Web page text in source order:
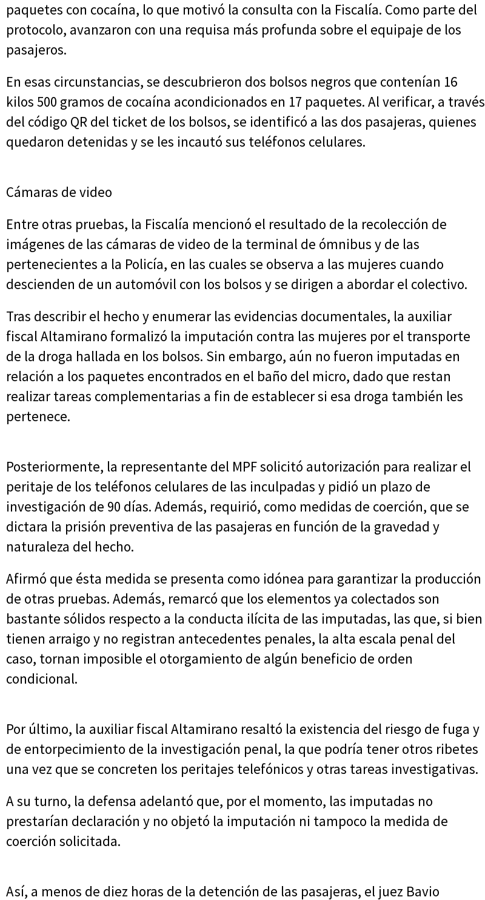
paquetes con cocaína, lo que motivó la consulta con la Fiscalía. Como parte del
protocolo, avanzaron con una requisa más profunda sobre el equipaje de los
pasajeros.
En esas circunstancias, se descubrieron dos bolsos negros que contenían 16
kilos 500 gramos de cocaína acondicionados en 17 paquetes. Al verificar, a través
del código QR del ticket de los bolsos, se identificó a las dos pasajeras, quienes
quedaron detenidas y se les incautó sus teléfonos celulares.
Cámaras de video
Entre otras pruebas, la Fiscalía mencionó el resultado de la recolección de
imágenes de las cámaras de video de la terminal de ómnibus y de las
pertenecientes a la Policía, en las cuales se observa a las mujeres cuando
descienden de un automóvil con los bolsos y se dirigen a abordar el colectivo.
Tras describir el hecho y enumerar las evidencias documentales, la auxiliar
fiscal Altamirano formalizó la imputación contra las mujeres por el transporte
de la droga hallada en los bolsos. Sin embargo, aún no fueron imputadas en
relación a los paquetes encontrados en el baño del micro, dado que restan
realizar tareas complementarias a fin de establecer si esa droga también les
pertenece.
Posteriormente, la representante del MPF solicitó autorización para realizar el
peritaje de los teléfonos celulares de las inculpadas y pidió un plazo de
investigación de 90 días. Además, requirió, como medidas de coerción, que se
dictara la prisión preventiva de las pasajeras en función de la gravedad y
naturaleza del hecho.
Afirmó que ésta medida se presenta como idónea para garantizar la producción
de otras pruebas. Además, remarcó que los elementos ya colectados son
bastante sólidos respecto a la conducta ilícita de las imputadas, las que, si bien
tienen arraigo y no registran antecedentes penales, la alta escala penal del
caso, tornan imposible el otorgamiento de algún beneficio de orden
condicional.
Por último, la auxiliar fiscal Altamirano resaltó la existencia del riesgo de fuga y
de entorpecimiento de la investigación penal, la que podría tener otros ribetes
una vez que se concreten los peritajes telefónicos y otras tareas investigativas.
A su turno, la defensa adelantó que, por el momento, las imputadas no
prestarían declaración y no objetó la imputación ni tampoco la medida de
coerción solicitada.
Así, a menos de diez horas de la detención de las pasajeras, el juez Bavio